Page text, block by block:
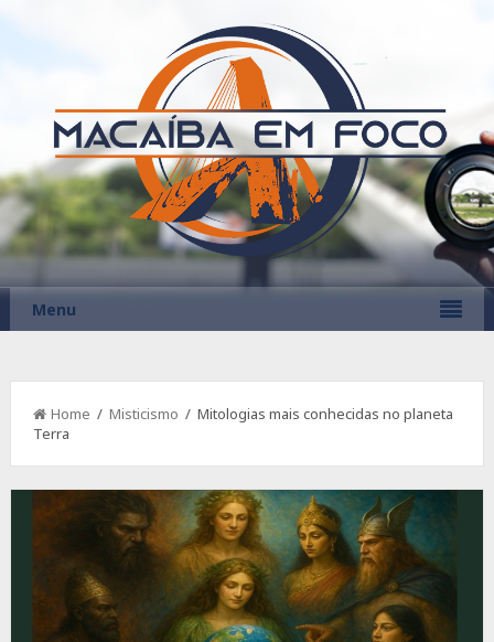
Menu
Home / Misticismo / Mitologias mais conhecidas no planeta
Terra